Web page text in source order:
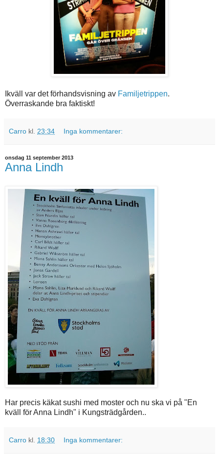
Ikväll var det förhandsvisning av Familjetrippen.
Överraskande bra faktiskt!
Carro kl. 23:34 Inga kommentarer:
onsdag 11 september 2013
Anna Lindh
Har precis käkat sushi med moster och nu ska vi på "En
kväll för Anna Lindh" i Kungsträdgården..
Carro kl. 18:30 Inga kommentarer: